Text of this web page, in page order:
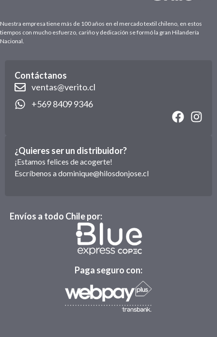
Nuestra empresa tiene más de 100 años en el mercado textil chileno, en estos
tiempos con mucho esfuerzo, cariño y dedicación se formó la gran Hilandería
Nacional.
Contáctanos
ventas@verito.cl
+569 8409 9346
¿Quieres ser un distribuidor?
¡Estamos felices de acogerte!
Escríbenos a dominique@hilosdonjose.cl
Envíos a todo Chile por:
Paga seguro con: